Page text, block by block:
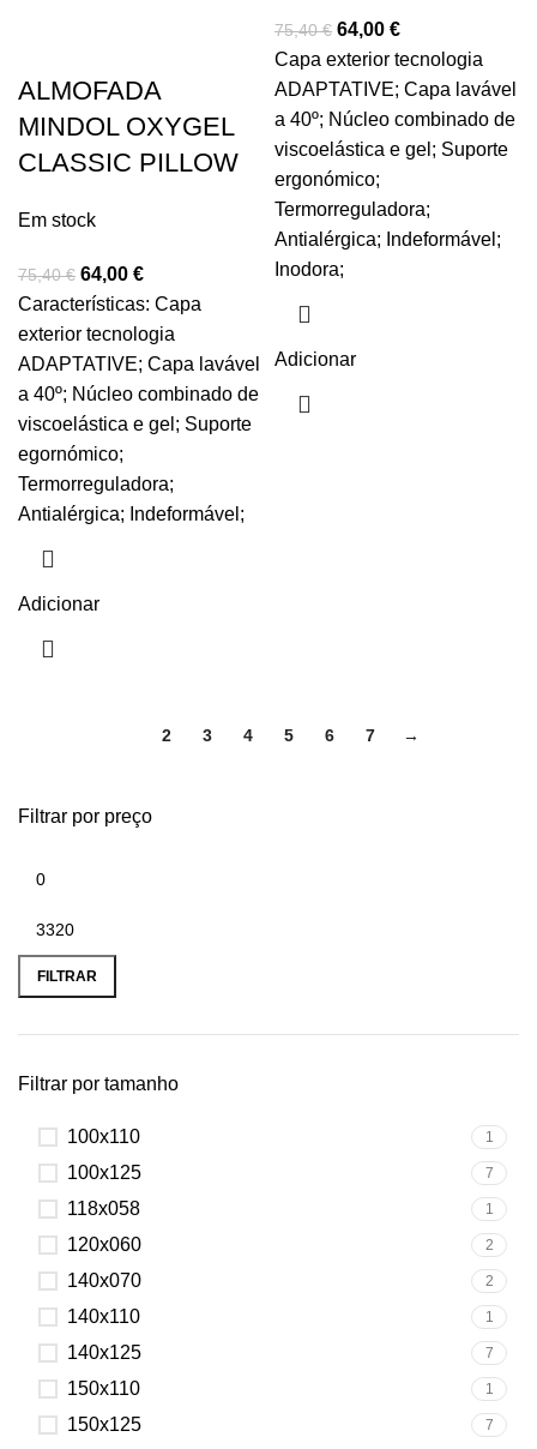
Filtrar por preço
FILTRAR
Filtrar por tamanho
100x110 1
100x125 7
118x058 1
120x060 2
140x070 2
140x110 1
140x125 7
150x110 1
150x125 7
ALMOFADA
MINDOL OXYGEL
CLASSIC PILLOW
Em stock
75,40€ 64,00 €
Características: Capa
exterior tecnologia
ADAPTATIVE; Capa lavável
a 40º; Núcleo combinado de
viscoelástica e gel; Suporte
egornómico;
Termorreguladora;
Antialérgica; Indeformável;
Adicionar
75,40€ 64,00 €
Capa exterior tecnologia
ADAPTATIVE; Capa lavável
a 40º; Núcleo combinado de
viscoelástica e gel; Suporte
ergonómico;
Termorreguladora;
Antialérgica; Indeformável;
Inodora;
Adicionar
2 3 4 5 6 7 →